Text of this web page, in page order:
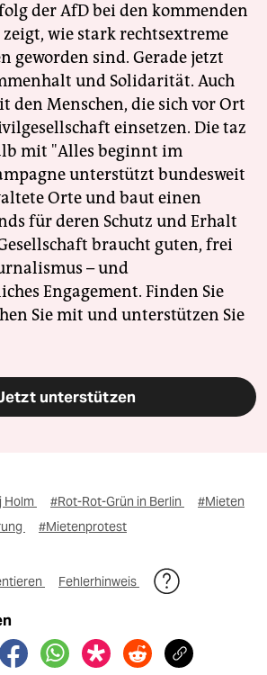
der AfD bei den kommenden
wie stark rechtsextreme
geworden sind. Gerade jetzt
und Solidarität. Auch
den Menschen, die sich vor Ort
einsetzen. Die taz
mit "Alles beginnt im
unterstützt bundesweit
Orte und baut einen
für deren Schutz und Erhalt
braucht guten, frei
– und
Engagement. Finden Sie
Sie mit und unterstützen Sie
unterstützen
Holm #Rot-Rot-Grün in Berlin
#Mieten
#Mietenprotest
Fehlerhinweis